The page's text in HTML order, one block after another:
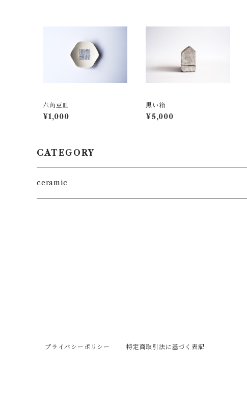
六角豆皿
¥1,000
黒い箱
¥5,000
CATEGORY
ceramic
プライバシーポリシー 特定商取引法に基づく表記